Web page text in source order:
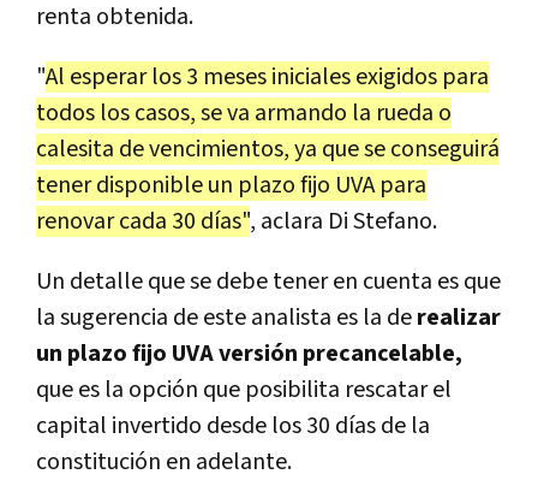
renta obtenida.
"Al esperar los 3 meses iniciales exigidos para
todos los casos, se va armando la rueda o
calesita de vencimientos, ya que se conseguirá
tener disponible un plazo fijo UVA para
renovar cada 30 días", aclara Di Stefano.
Un detalle que se debe tener en cuenta es que
la sugerencia de este analista es la derealizar
un plazo fijo UVA versión precancelable,
que es la opción que posibilita rescatar el
capital invertido desde los 30 días de la
constitución en adelante.